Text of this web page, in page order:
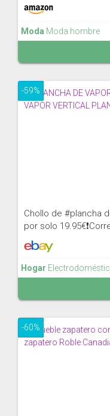
Moda Moda hombre
-59%
Chollo de #plancha
por solo
Hogar
-60%